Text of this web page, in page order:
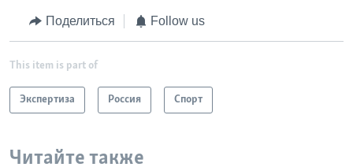
Поделиться Follow us
This item is part of
Экспертиза Россия Спорт
Читайте также